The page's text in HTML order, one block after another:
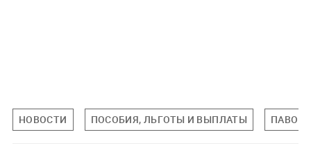
НОВОСТИ ПОСОБИЯ, ЛЬГОТЫ И ВЫПЛАТЫ